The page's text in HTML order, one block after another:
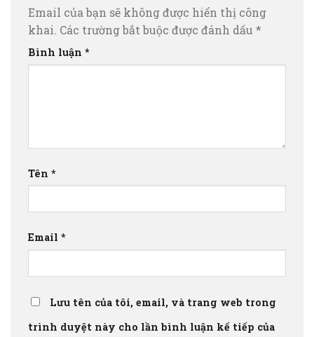
Email của bạn sẽ không được hiển thị công
khai. Các trường bắt buộc được đánh dấu *
Bình luận *
Tên *
Email *
Lưu tên của tôi, email, và trang web trong
trình duyệt này cho lần bình luận kế tiếp của